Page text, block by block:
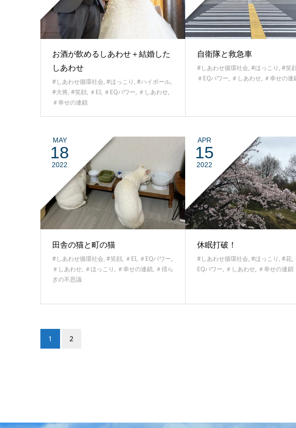
お酒が飲めるしあわせ＋結婚した
しあわせ
#しあわせ循環社会, #ほっこり , #ハイボール,
#大将, #笑顔, ＃EI, ＃EQパワー, ＃しあわせ,
＃幸せの連鎖
自衛隊と救急車
#しあわせ循環社会, #ほっこり , #笑
＃EQパワー, ＃しあわせ, ＃幸せの連
MAY
18
2022
田舎の猫と町の猫
#しあわせ循環社会, #笑顔, ＃EI, ＃EQパワー,
＃しあわせ, ＃ほっこり , ＃幸せの連鎖, ＃揺ら
ぎの不思議
APR
15
2022
休眠打破！
#しあわせ循環社会, #ほっこり , #花,
EQパワー, ＃しあわせ, ＃幸せの連鎖
1 2